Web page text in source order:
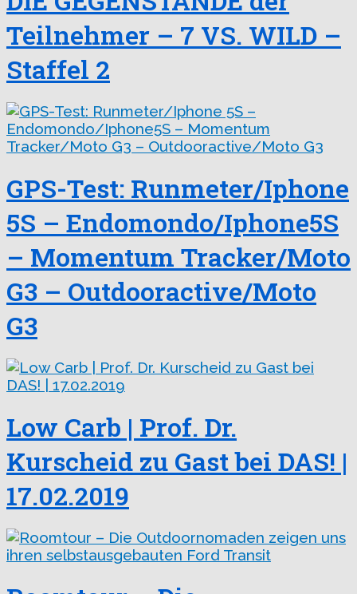
Teilnehmer – 7 VS. WILD –
Staffel 2
GPS-Test: Runmeter/Iphone
5S – Endomondo/Iphone5S
– Momentum Tracker/Moto
G3 – Outdooractive/Moto
G3
Low Carb | Prof. Dr.
Kurscheid zu Gast bei DAS! |
17.02.2019